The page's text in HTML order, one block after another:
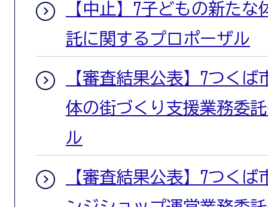
【中止】7子どもの新た
託に関するプロポーザル
【審査結果公表】7つく
体の街づくり支援業務委
ル
【審査結果公表】7つく